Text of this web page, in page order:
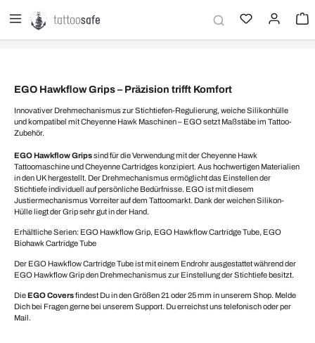
springen
EGO Hawkflow Grips – Präzision trifft Komfort
Innovativer Drehmechanismus zur Stichtiefen-Regulierung, weiche Silikonhülle
und kompatibel mit Cheyenne Hawk Maschinen – EGO setzt Maßstäbe im Tattoo-
Zubehör.
EGO Hawkflow Gripssind für die Verwendung mit der Cheyenne Hawk
Tattoomaschine und Cheyenne Cartridges konzipiert. Aus hochwertigen Materialien
in den UK hergestellt. Der Drehmechanismus ermöglicht das Einstellen der
Stichtiefe individuell auf persönliche Bedürfnisse. EGO ist mit diesem
Justiermechanismus Vorreiter auf dem Tattoomarkt. Dank der weichen Silikon-
Hülle liegt der Grip sehr gut in der Hand.
Erhältliche Serien: EGO Hawkflow Grip, EGO Hawkflow Cartridge Tube, EGO
Biohawk Cartridge Tube
Der EGO Hawkflow Cartridge Tube ist mit einem Endrohr ausgestattet während der
EGO Hawkflow Grip den Drehmechanismus zur Einstellung der Stichtiefe besitzt.
DieEGO Coversfindest Du in den Größen 21 oder 25 mm in unserem Shop. Melde
Dich bei Fragen gerne bei unserem Support. Du erreichst uns telefonisch oder per
Mail.